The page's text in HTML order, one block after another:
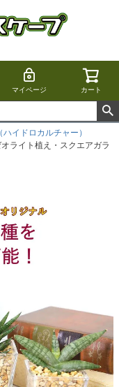
マイページ カート
イドロカルチャー）
ライト植え・スクエアガラ